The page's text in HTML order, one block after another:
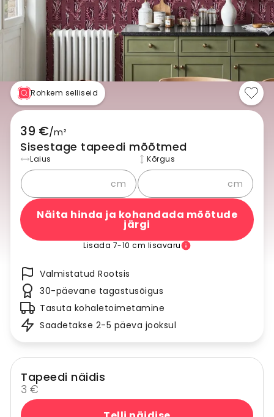
Rohkem selliseid
39 €/m²
Sisestage tapeedi mõõtmed
Laius
cm
Kõrgus
cm
Näita hinda ja kohandada mõõtude
järgi
Lisada 7-10 cm lisavaru
Valmistatud Rootsis
30-päevane tagastusõigus
Tasuta kohaletoimetamine
Saadetakse 2-5 päeva jooksul
Tapeedi näidis
3 €